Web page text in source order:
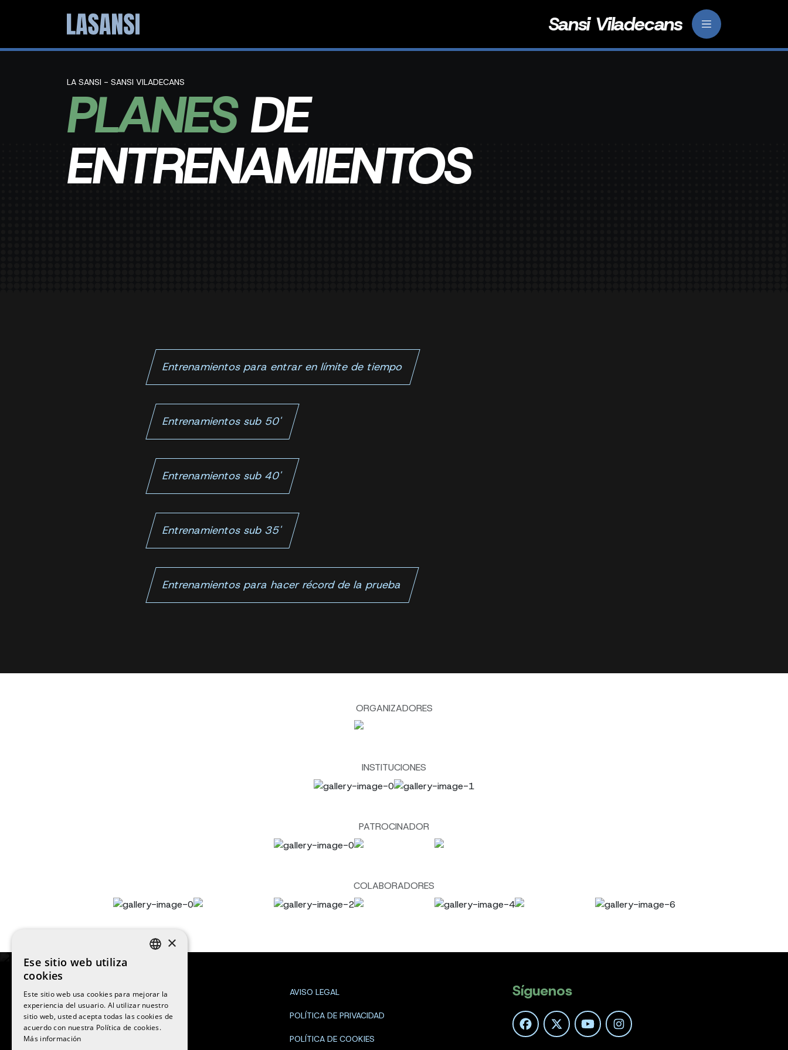
Sansi Viladecans
LA SANSI - SANSI VILADECANS
PLANES DE
ENTRENAMIENTOS
Entrenamientos para entrar en límite de tiempo
Entrenamientos sub 50'
Entrenamientos sub 40'
Entrenamientos sub 35'
Entrenamientos para hacer récord de la prueba
ORGANIZADORES
INSTITUCIONES
PATROCINADOR
COLABORADORES
©2026 La Sansi
Todos los derechos reservados
AVISO LEGAL
POLÍTICA DE PRIVACIDAD
POLÍTICA DE COOKIES
Síguenos
CATALAN
×
Ese sitio web utiliza
cookies
Este sitio web usa cookies para mejorar la
experiencia del usuario. Al utilizar nuestro
sitio web, usted acepta todas las cookies de
acuerdo con nuestra Política de cookies.
Más información